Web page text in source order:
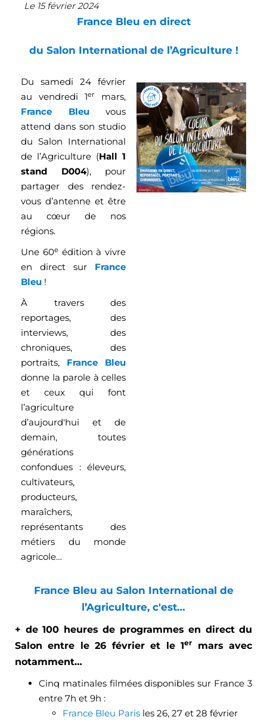
Le 15 février 2024
France Bleu en direct
du Salon International de l’Agriculture !
Du samedi 24 février
au vendredi 1er
mars,
France Bleuvous
attend dans son studio
du Salon International
de l’Agriculture (Hall 1
stand D004), pour
partager des rendez-
vous d’antenne et être
au cœur de nos
régions.
Une 60eédition à vivre
en direct sur France
Bleu !
À travers des
reportages, des
interviews, des
chroniques, des
portraits, France Bleu
donne la parole à celles
et ceux qui font
l’agriculture
d’aujourd'hui et de
demain, toutes
générations
confondues : éleveurs,
cultivateurs,
producteurs,
maraîchers,
représentants des
métiers du monde
agricole…
France Bleu au Salon International de
l’Agriculture, c'est…
+ de 100 heures de programmes en direct du
Salon entre le 26 février et le 1er
mars avec
notamment…
Cinq matinales filmées disponibles sur France 3
entre 7h et 9h :
France Bleu Paris les 26, 27 et 28 février